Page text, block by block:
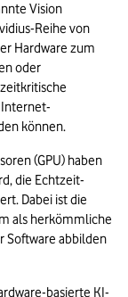
Vision
Reihe von
Hardware zum
oder
können.
(GPU) haben
die Echtzeit-
Dabei ist die
als herkömmliche
Software abbilden
basierte KI-